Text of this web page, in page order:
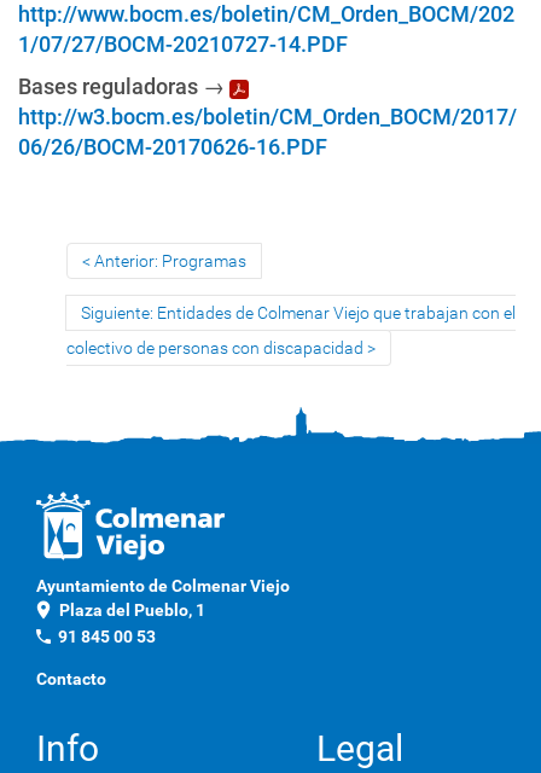
http://www.bocm.es/boletin/CM_Orden_BOCM/202
1/07/27/BOCM-20210727-14.PDF
Bases reguladoras →
http://w3.bocm.es/boletin/CM_Orden_BOCM/2017/
06/26/BOCM-20170626-16.PDF
Anterior: Programas
Siguiente: Entidades de Colmenar Viejo que trabajan con el
colectivo de personas con discapacidad
Ayuntamiento de Colmenar Viejo
location_on Plaza del Pueblo, 1
phone 91 845 00 53
Contacto
Info Legal